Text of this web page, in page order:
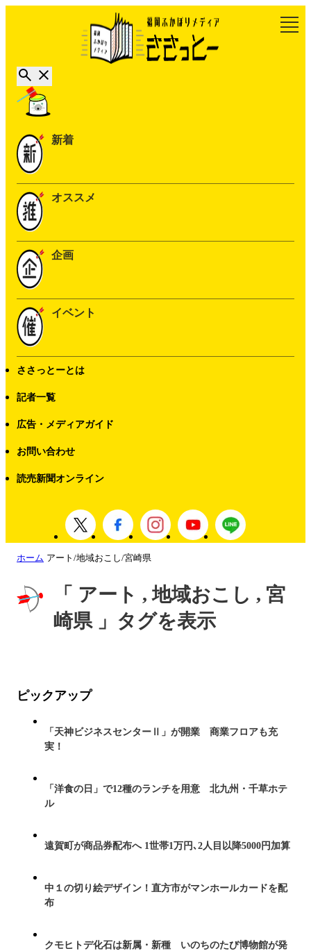
新着
オススメ
企画
イベント
ささっとーとは
記者一覧
広告・メディアガイド
お問い合わせ
読売新聞オンライン
ホーム アート/地域おこし/宮崎県
「 アート , 地域おこし , 宮
崎県 」タグを表示
ピックアップ
「天神ビジネスセンターⅡ」が開業 商業フロアも充
実！
「洋食の日」で12種のランチを用意 北九州・千草ホテ
ル
遠賀町が商品券配布へ 1世帯1万円､2人目以降5000円加算
中１の切り絵デザイン！直方市がマンホールカードを配
布
クモヒトデ化石は新属・新種 いのちのたび博物館が発